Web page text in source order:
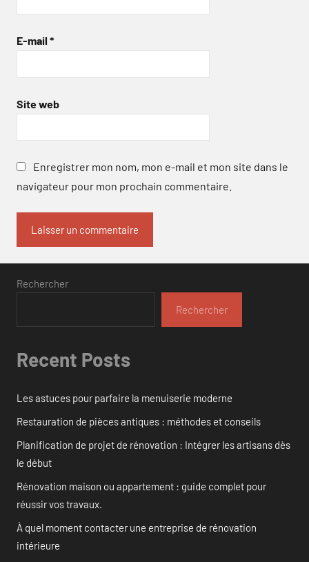
E-mail *
Site web
Enregistrer mon nom, mon e-mail et mon site dans le
navigateur pour mon prochain commentaire.
Rechercher
Rechercher
Recent Posts
Les astuces pour parfaire la menuiserie moderne
Restauration de pièces antiques : méthodes et conseils
Planification de projet de rénovation : Intégrer les artisans dès
le début
Rénovation maison ou appartement : guide complet pour
réussir vos travaux.
À quel moment contacter une entreprise de rénovation
intérieure